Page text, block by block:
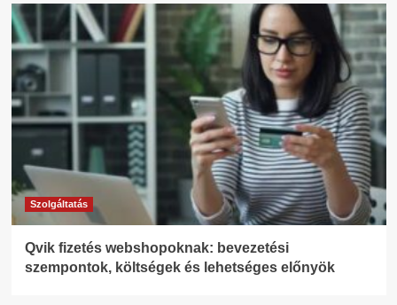
Szolgáltatás
Qvik fizetés webshopoknak: bevezetési
szempontok, költségek és lehetséges előnyök